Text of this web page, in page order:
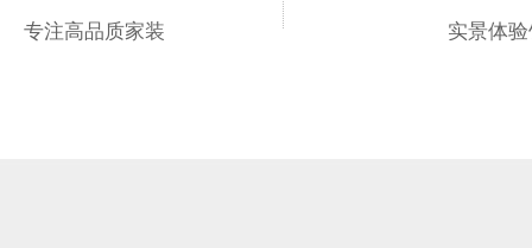
专注高品质家装 实景体验